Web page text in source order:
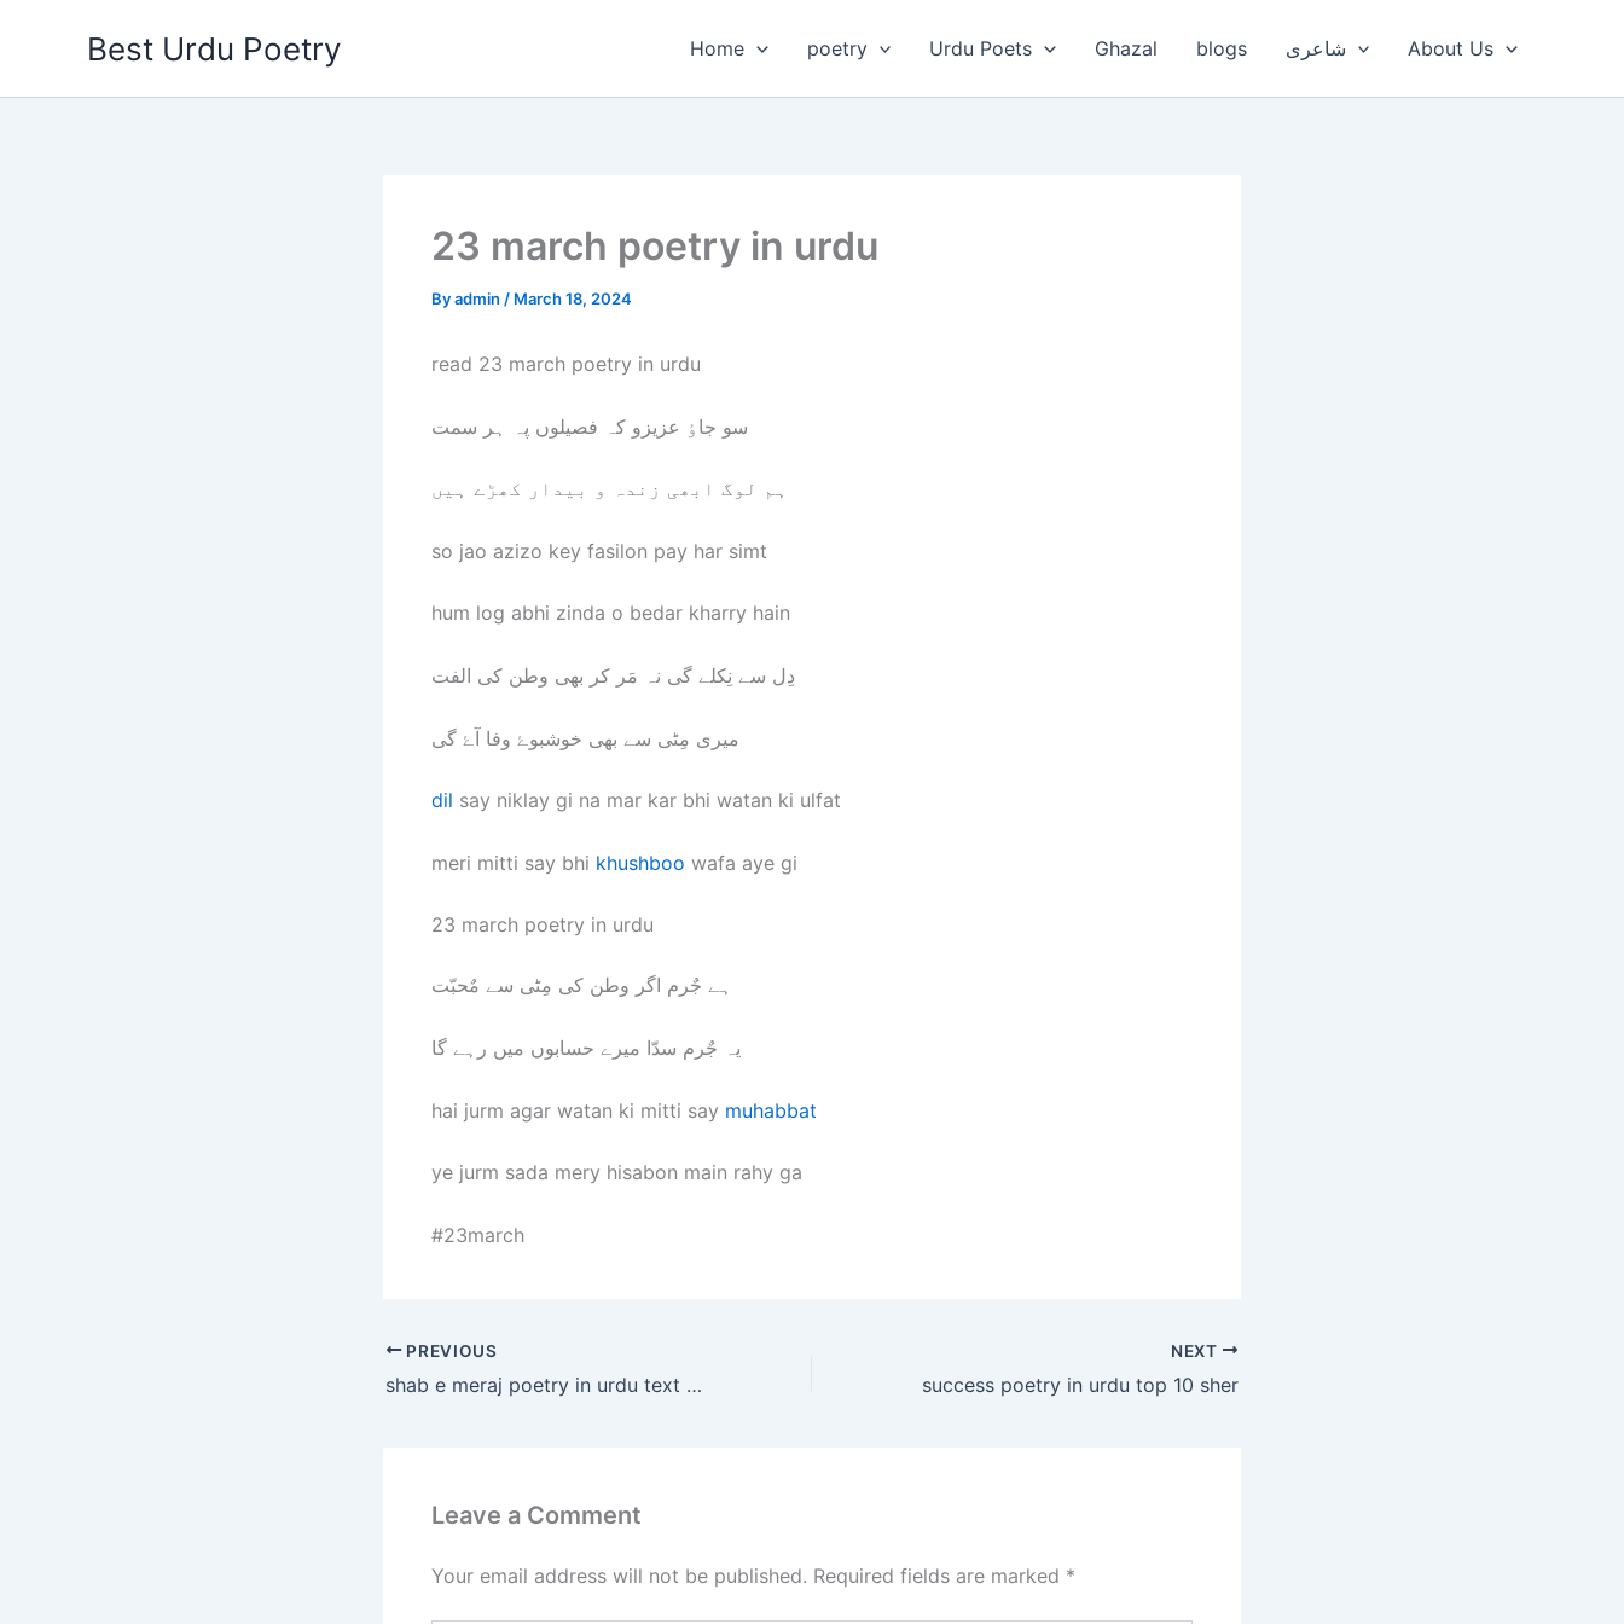
Best Urdu Poetry Home poetry Urdu Poets Ghazal blogs شاعری About Us
23 march poetry in urdu
Byadmin / March 18, 2024
read 23 march poetry in urdu
سو جاٶ عزیزو کہ فصیلوں پہ ہر سمت
ہم لوگ ابھی زندہ و بیدار کھڑے ہیں
so jao azizo key fasilon pay har simt
hum log abhi zinda o bedar kharry hain
دِل سے نِکلے گی نہ مَر کر بھی وطن کی الفت
میری مِٹی سے بھی خوشبوۓ وفا آۓ گی
dil say niklay gi na mar kar bhi watan ki ulfat
meri mitti say bhi khushboo wafa aye gi
23 march poetry in urdu
ہے جٌرم اگر وطن کی مِٹی سے مٌحبّت
یہ جٌرم سدّا میرے حسابوں میں رہے گا
hai jurm agar watan ki mitti say muhabbat
ye jurm sada mery hisabon main rahy ga
#23march
PREVIOUS
shab e meraj poetry in urdu text 10 sher
NEXT
success poetry in urdu top 10 sher
Leave a Comment
Your email address will not be published. Required fields are marked *